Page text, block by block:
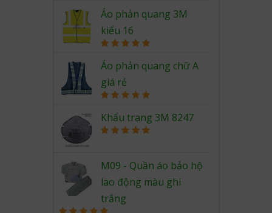
out of 5
Áo phản quang 3M
kiểu 16
out of 5
Áo phản quang chữ A
giá rẻ
out of 5
Khẩu trang 3M 8247
M09 - Quần áo bảo hộ
lao động màu ghi
trắng